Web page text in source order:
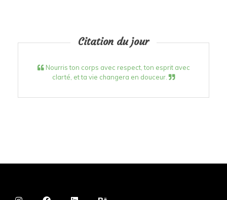
Citation du jour
Nourris ton corps avec respect, ton esprit avec
clarté, et ta vie changera en douceur.